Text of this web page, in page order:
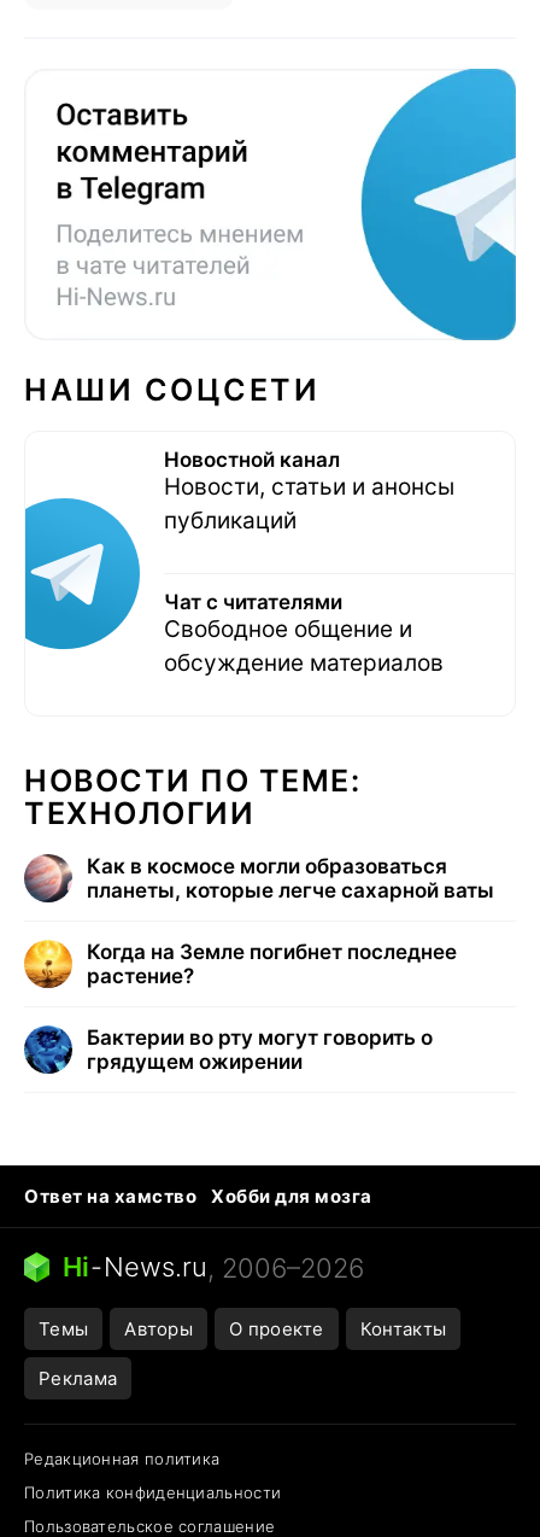
НАШИ СОЦСЕТИ
Новостной канал
Новости, статьи и анонсы
публикаций
Чат с читателями
Свободное общение и
обсуждение материалов
НОВОСТИ ПО ТЕМЕ:
ТЕХНОЛОГИИ
Как в космосе могли образоваться
планеты, которые легче сахарной ваты
Когда на Земле погибнет последнее
растение?
Бактерии во рту могут говорить о
грядущем ожирении
Ответ на хамство
Хобби для мозга
Бензин 100 и 95
Тунцы в океанариуме
Следующая пандемия
Hi-News.ru, 2006–2026
Темы Авторы О проекте Контакты
Реклама
Редакционная политика
Политика конфиденциальности
Пользовательское соглашение